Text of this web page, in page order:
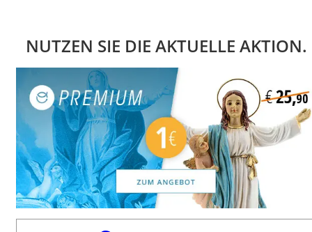
NUTZEN SIE DIE AKTUELLE AKTION.